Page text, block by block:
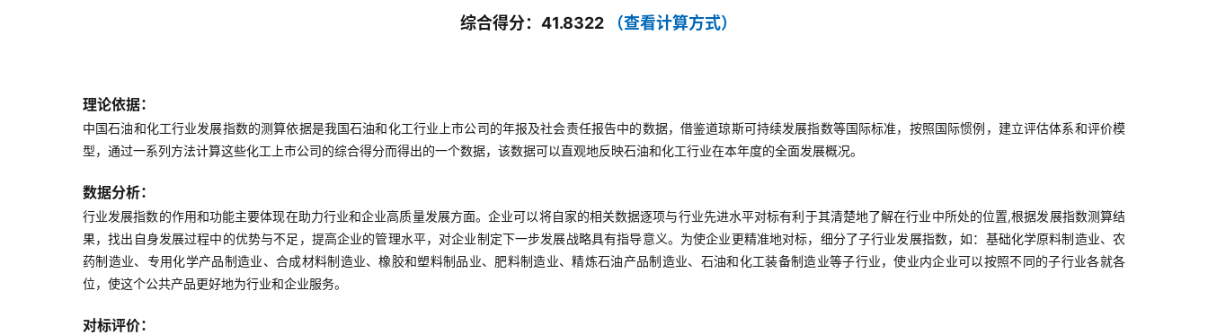
综合得分：41.8322 （查看计算方式）
理论依据：
中国石油和化工行业发展指数的测算依据是我国石油和化工行业上市公司的年报及社会责任报告中的数据，借鉴道琼斯可持续发展指数等国际标准，按照国际惯例，建立评估体系和评价模
型，通过一系列方法计算这些化工上市公司的综合得分而得出的一个数据，该数据可以直观地反映石油和化工行业在本年度的全面发展概况。
数据分析：
行业发展指数的作用和功能主要体现在助力行业和企业高质量发展方面。企业可以将自家的相关数据逐项与行业先进水平对标有利于其清楚地了解在行业中所处的位置,根据发展指数测算结
果，找出自身发展过程中的优势与不足，提高企业的管理水平，对企业制定下一步发展战略具有指导意义。为使企业更精准地对标，细分了子行业发展指数，如：基础化学原料制造业、农
药制造业、专用化学产品制造业、合成材料制造业、橡胶和塑料制品业、肥料制造业、精炼石油产品制造业、石油和化工装备制造业等子行业，使业内企业可以按照不同的子行业各就各
位，使这个公共产品更好地为行业和企业服务。
对标评价：